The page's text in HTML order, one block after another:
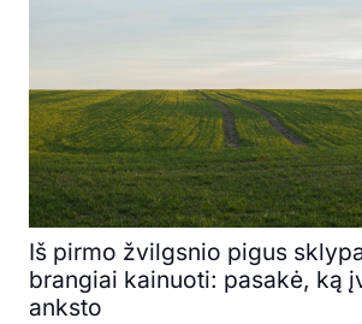
Iš pirmo žvilgsnio pigus
brangiai kainuoti: pasakė, ką
anksto